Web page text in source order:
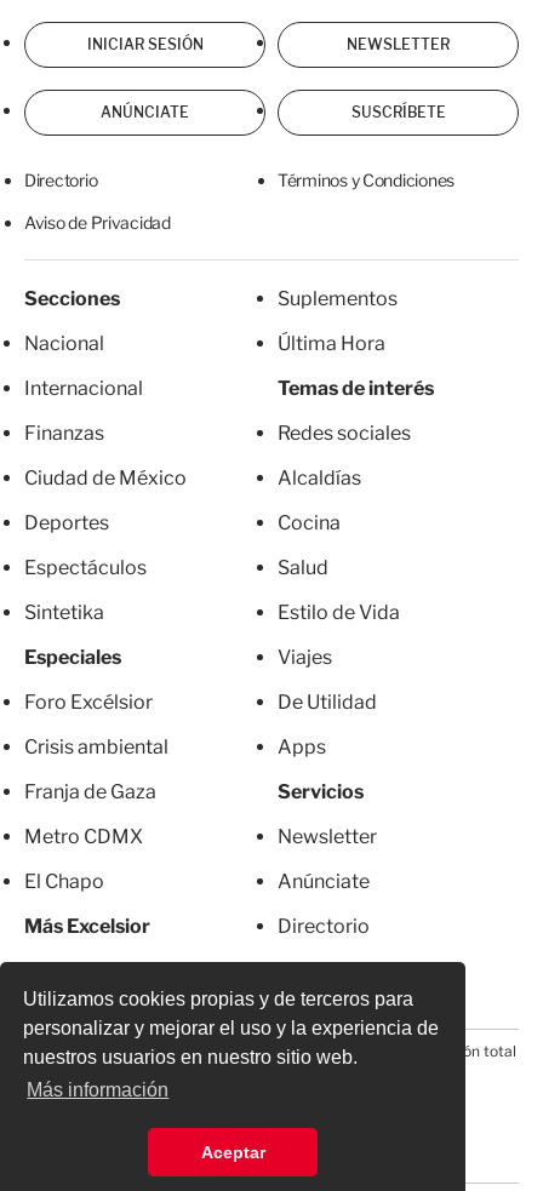
Utilizamos cookies propias y de terceros para
personalizar y mejorar el uso y la experiencia de
nuestros usuarios en nuestro sitio web.
Más información
Aceptar
INICIAR SESIÓN NEWSLETTER
ANÚNCIATE SUSCRÍBETE
Directorio Términos y Condiciones
Aviso de Privacidad
Secciones
Nacional
Internacional
Finanzas
Ciudad de México
Deportes
Espectáculos
Sintetika
Especiales
Foro Excélsior
Crisis ambiental
Franja de Gaza
Metro CDMX
El Chapo
Más Excelsior
Suplementos
Última Hora
Temas de interés
Redes sociales
Alcaldías
Cocina
Salud
Estilo de Vida
Viajes
De Utilidad
Apps
Servicios
Newsletter
Anúnciate
Directorio
© 2026 Todos los derechos reservados. Prohibida la reproducción total
o parcial, incluyendo cualquier medio electrónico*